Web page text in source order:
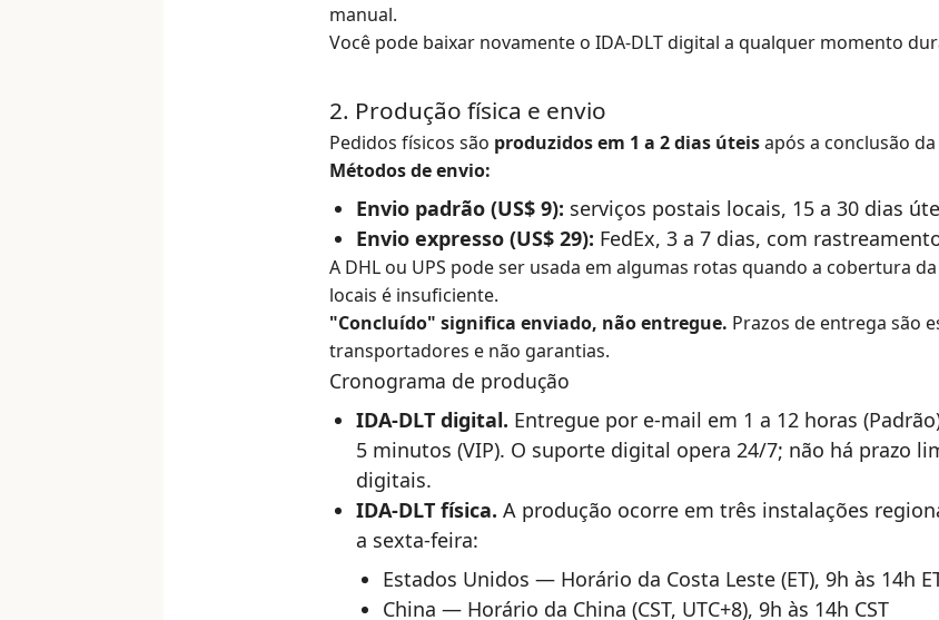
manual.
Você pode baixar novamente o IDA-DLT digital a qualquer momento
2. Produção física e envio
Pedidos físicos são produzidos em 1 a 2 dias úteisapós a conclusão
Métodos de envio:
Envio padrão (US$ 9): serviços postais locais, 15 a 30 dias
Envio expresso (US$ 29): FedEx, 3 a 7 dias, com
A DHL ou UPS pode ser usada em algumas rotas quando a cobertura
locais é insuficiente.
"Concluído" significa enviado, não entregue. Prazos de entrega são
transportadores e não garantias.
Cronograma de produção
IDA-DLT digital. Entregue por e-mail em 1 a 12 horas
5 minutos (VIP). O suporte digital opera 24/7; não há prazo
digitais.
IDA-DLT física. A produção ocorre em três instalações
a sexta-feira:
Estados Unidos — Horário da Costa Leste (ET), 9h às 14h
China — Horário da China (CST, UTC+8), 9h às 14h CST